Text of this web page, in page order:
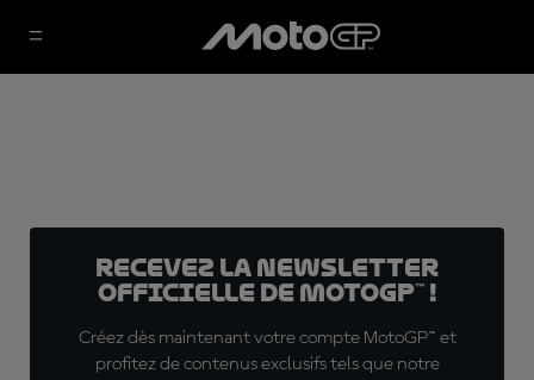
Recevez la Newsletter
officielle de MotoGP™ !
Créez dès maintenant votre compte MotoGP™ et
profitez de contenus exclusifs tels que notre